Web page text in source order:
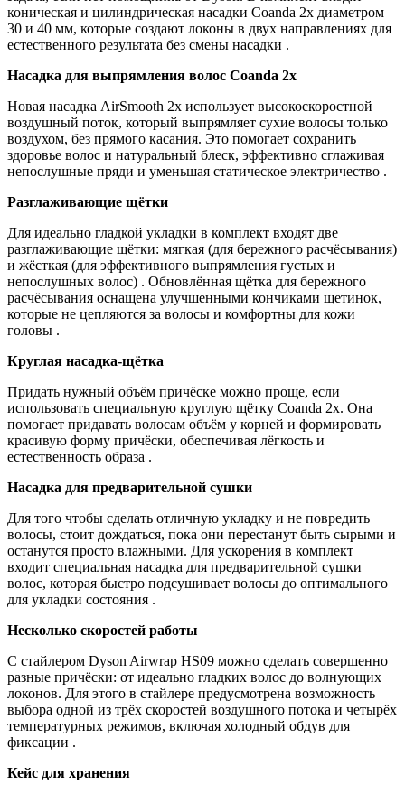
коническая и цилиндрическая насадки Coanda 2x диаметром
30 и 40 мм, которые создают локоны в двух направлениях для
естественного результата без смены насадки .
Насадка для выпрямления волос Coanda 2x
Новая насадка AirSmooth 2x использует высокоскоростной
воздушный поток, который выпрямляет сухие волосы только
воздухом, без прямого касания. Это помогает сохранить
здоровье волос и натуральный блеск, эффективно сглаживая
непослушные пряди и уменьшая статическое электричество .
Разглаживающие щётки
Для идеально гладкой укладки в комплект входят две
разглаживающие щётки: мягкая (для бережного расчёсывания)
и жёсткая (для эффективного выпрямления густых и
непослушных волос) . Обновлённая щётка для бережного
расчёсывания оснащена улучшенными кончиками щетинок,
которые не цепляются за волосы и комфортны для кожи
головы .
Круглая насадка-щётка
Придать нужный объём причёске можно проще, если
использовать специальную круглую щётку Coanda 2x. Она
помогает придавать волосам объём у корней и формировать
красивую форму причёски, обеспечивая лёгкость и
естественность образа .
Насадка для предварительной сушки
Для того чтобы сделать отличную укладку и не повредить
волосы, стоит дождаться, пока они перестанут быть сырыми и
останутся просто влажными. Для ускорения в комплект
входит специальная насадка для предварительной сушки
волос, которая быстро подсушивает волосы до оптимального
для укладки состояния .
Несколько скоростей работы
С стайлером Dyson Airwrap HS09 можно сделать совершенно
разные причёски: от идеально гладких волос до волнующих
локонов. Для этого в стайлере предусмотрена возможность
выбора одной из трёх скоростей воздушного потока и четырёх
температурных режимов, включая холодный обдув для
фиксации .
Кейс для хранения